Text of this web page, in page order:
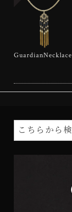
GuardianNecklace